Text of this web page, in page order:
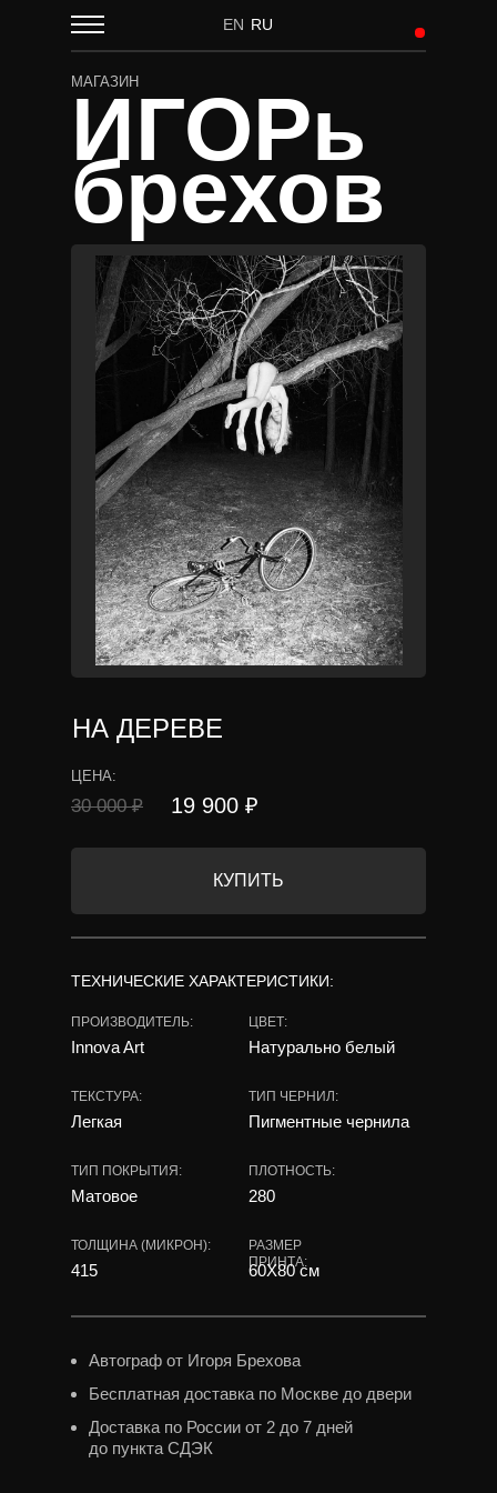
EN RU
ИГОРь
брехов
МАГАЗИН
НА ДЕРЕВЕ
ЦЕНА:
ТЕХНИЧЕСКИЕ ХАРАКТЕРИСТИКИ:
ПРОИЗВОДИТЕЛЬ:
ТИП ЧЕРНИЛ:
Автограф от Игоря Брехова
Бесплатная доставка по Москве до двери
Доставка по России от 2 до 7 дней
до пункта СДЭК
ТОЛЩИНА (МИКРОН):
ЦВЕТ:
ТЕКСТУРА:
РАЗМЕР
ПРИНТА:
ТИП ПОКРЫТИЯ: ПЛОТНОСТЬ:
Innova Art
Пигментные чернила
415
Натурально белый
Легкая
60X80 см
Матовое 280
КУПИТЬ
30 000 ₽ 19 900 ₽